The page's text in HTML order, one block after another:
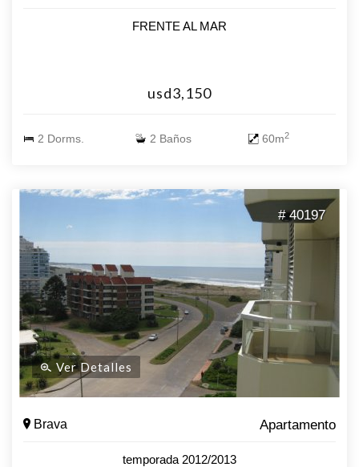
FRENTE AL MAR
usd3,150
2 Dorms. 2 Baños 60m2
# 40197
Ver Detalles
Brava Apartamento
temporada 2012/2013